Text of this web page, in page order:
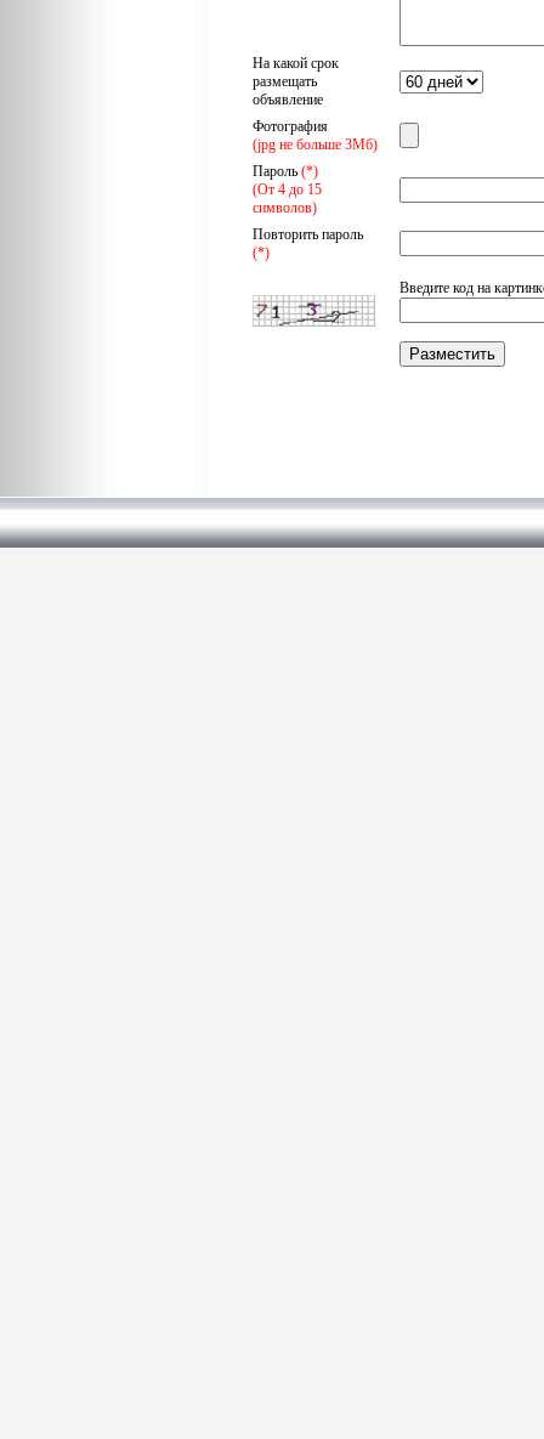
На какой срок
размещать
объявление
Фотография
(jpg не больше 3Мб)
Пароль (*)
(От 4 до 15
символов)
Повторить пароль
(*)
Введите код на